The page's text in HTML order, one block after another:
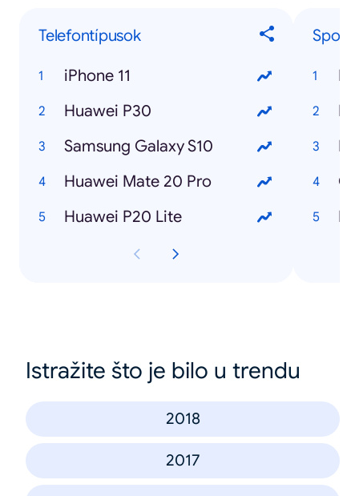
Telefontípusok
iPhone 11
Huawei P30
Samsung Galaxy S10
Huawei Mate 20 Pro
Huawei P20 Lite
Istražite što je bilo u trendu
2018
2017